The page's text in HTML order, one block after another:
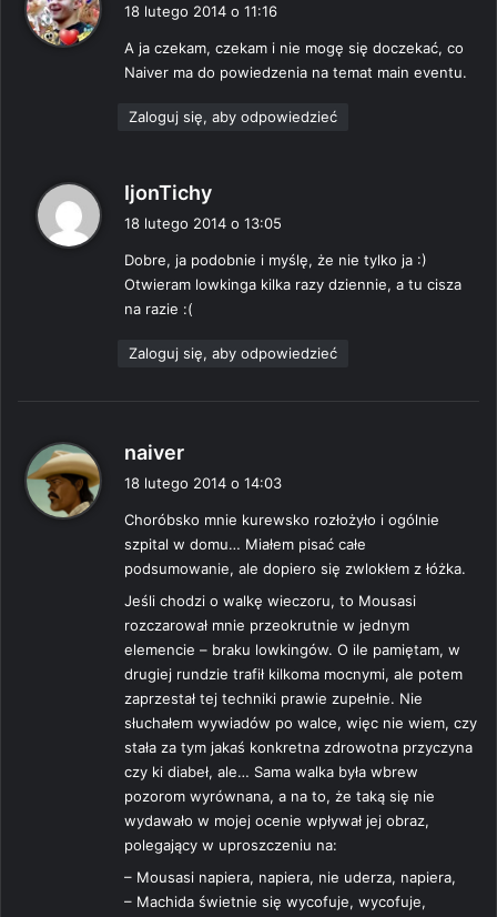
z
e
18 lutego 2014 o 11:16
A ja czekam, czekam i nie mogę się doczekać, co
Naiver ma do powiedzenia na temat main eventu.
Zaloguj się, aby odpowiedzieć
IjonTichy
z
e
18 lutego 2014 o 13:05
Dobre, ja podobnie i myślę, że nie tylko ja :)
Otwieram lowkinga kilka razy dziennie, a tu cisza
na razie :(
Zaloguj się, aby odpowiedzieć
naiver
z
e
:
18 lutego 2014 o 14:03
Choróbsko mnie kurewsko rozłożyło i ogólnie
szpital w domu… Miałem pisać całe
podsumowanie, ale dopiero się zwlokłem z łóżka.
Jeśli chodzi o walkę wieczoru, to Mousasi
rozczarował mnie przeokrutnie w jednym
elemencie – braku lowkingów. O ile pamiętam, w
drugiej rundzie trafił kilkoma mocnymi, ale potem
zaprzestał tej techniki prawie zupełnie. Nie
słuchałem wywiadów po walce, więc nie wiem, czy
stała za tym jakaś konkretna zdrowotna przyczyna
czy ki diabeł, ale… Sama walka była wbrew
pozorom wyrównana, a na to, że taką się nie
wydawało w mojej ocenie wpływał jej obraz,
polegający w uproszczeniu na:
– Mousasi napiera, napiera, nie uderza, napiera,
– Machida świetnie się wycofuje, wycofuje,